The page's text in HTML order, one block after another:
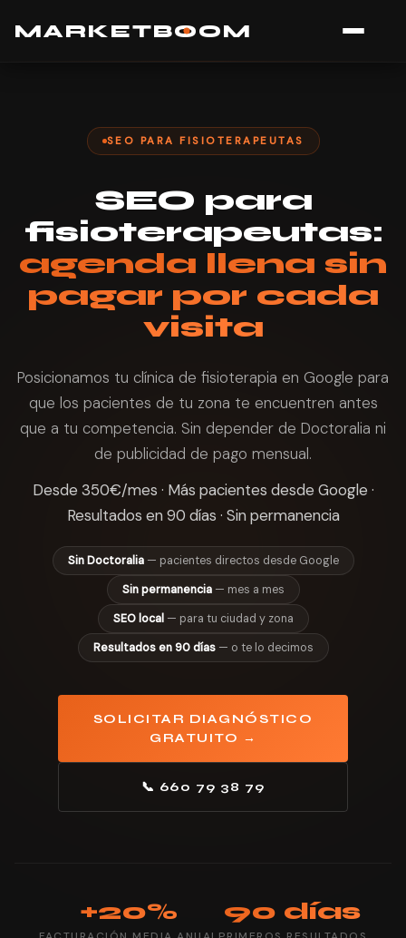
MARK ETBOOM
SEO PARA FISIOTERAPEUTAS
SEO para
fisioterapeutas:
agenda llena sin
pagar por cada
visita
Posicionamos tu clínica de fisioterapia en Google para
que los pacientes de tu zona te encuentren antes
que a tu competencia. Sin depender de Doctoralia ni
de publicidad de pago mensual.
Desde 350€/mes · Más pacientes desde Google ·
Resultados en 90 días · Sin permanencia
Sin Doctoralia— pacientes directos desde Google
Sin permanencia— mes a mes
SEO local — para tu ciudad y zona
Resultados en 90 días— o te lo decimos
SOLICITAR DIAGNÓSTICO
GRATUITO →
📞 660 79 38 79
+20% 90 días